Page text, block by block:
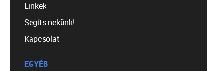
Linkek
Segíts nekünk!
Kapcsolat
EGYÉB